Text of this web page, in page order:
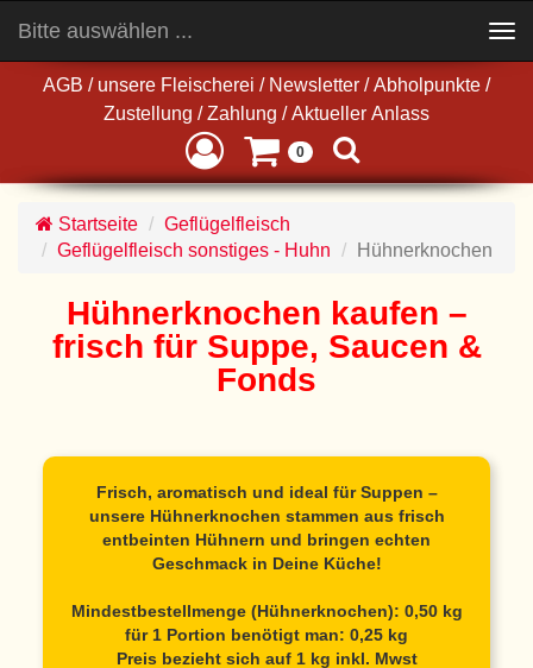
AGB / unsere Fleischerei / Newsletter / Abholpunkte /
Zustellung / Zahlung / Aktueller Anlass
0
Bitte auswählen ...
navigation
Startseite
Geflügelfleisch
Geflügelfleisch sonstiges - Huhn
Hühnerknochen
Hühnerknochen kaufen –
frisch für Suppe, Saucen &
Fonds
Frisch, aromatisch und ideal für Suppen –
unsere Hühnerknochen stammen aus frisch
entbeinten Hühnern und bringen echten
Geschmack in Deine Küche!
Mindestbestellmenge (Hühnerknochen): 0,50 kg
für 1 Portion benötigt man: 0,25 kg
Preis bezieht sich auf 1 kg inkl. Mwst